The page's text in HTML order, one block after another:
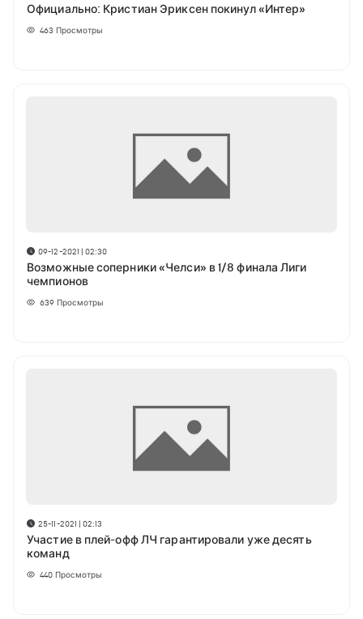
Официально: Кристиан Эриксен покинул «Интер»
463 Просмотры
09-12-2021 | 02:30
Возможные соперники «Челси» в 1/8 финала Лиги
чемпионов
639 Просмотры
25-11-2021 | 02:13
Участие в плей-офф ЛЧ гарантировали уже десять
команд
440 Просмотры